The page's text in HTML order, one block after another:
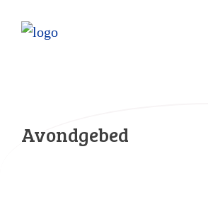
Avondgebed